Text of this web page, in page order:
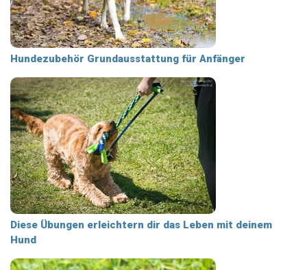
Hundezubehör Grundausstattung für Anfänger
Diese Übungen erleichtern dir das Leben mit deinem
Hund